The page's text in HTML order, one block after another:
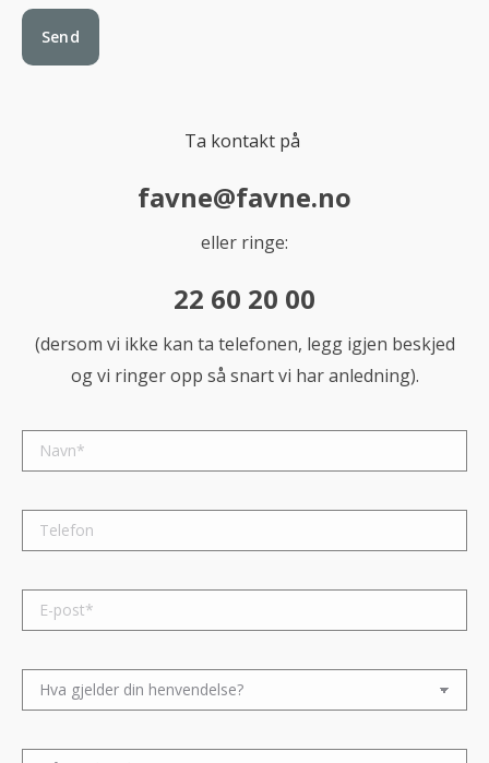
Ta kontakt på
favne@favne.no
eller ringe:
22 60 20 00
(dersom vi ikke kan ta telefonen, legg igjen beskjed
og vi ringer opp så snart vi har anledning).